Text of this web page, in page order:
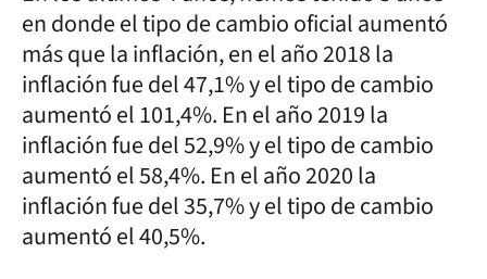
en donde el tipo de cambio oficial aumentó
más que la inflación, en el año 2018 la
inflación fue del 47,1% y el tipo de cambio
aumentó el 101,4%. En el año 2019 la
inflación fue del 52,9% y el tipo de cambio
aumentó el 58,4%. En el año 2020 la
inflación fue del 35,7% y el tipo de cambio
aumentó el 40,5%.